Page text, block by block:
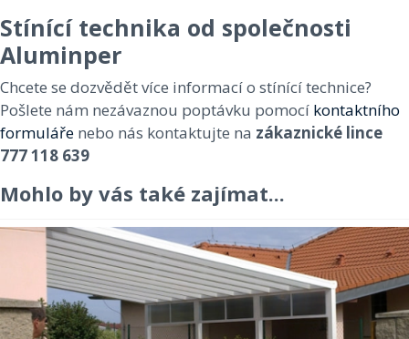
Stínící technika od společnosti
Aluminper
Chcete se dozvědět více informací o stínící technice?
Pošlete nám nezávaznou poptávku pomocí kontaktního
formuláře nebo nás kontaktujte na zákaznické lince
777 118 639
Mohlo by vás také zajímat...